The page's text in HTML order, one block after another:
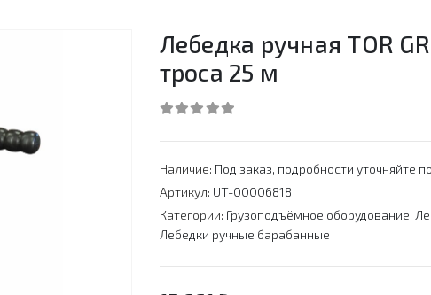
Лебедка ручная TOR
троса 25 м
Наличие: Под заказ, подробности уточняйте
Артикул: UT-00006818
Категории: Грузоподъёмное оборудование,
Лебедки ручные барабанные